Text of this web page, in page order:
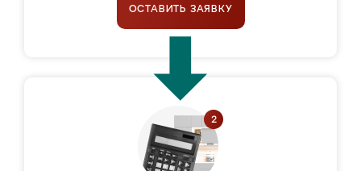
ОСТАВИТЬ ЗАЯВКУ